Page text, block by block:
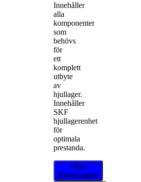
Innehåller
alla
komponenter
som
behövs
för
ett
komplett
utbyte
av
hjullager.
Innehåller
SKF
hjullagerenhet
för
optimala
prestanda.
Hitta
återförsäljare